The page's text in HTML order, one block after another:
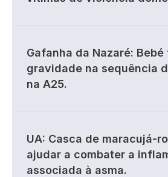
Gafanha da Nazaré:
gravidade na sequência
na A25.
UA: Casca de maracujá-
ajudar a combater a
associada à asma.